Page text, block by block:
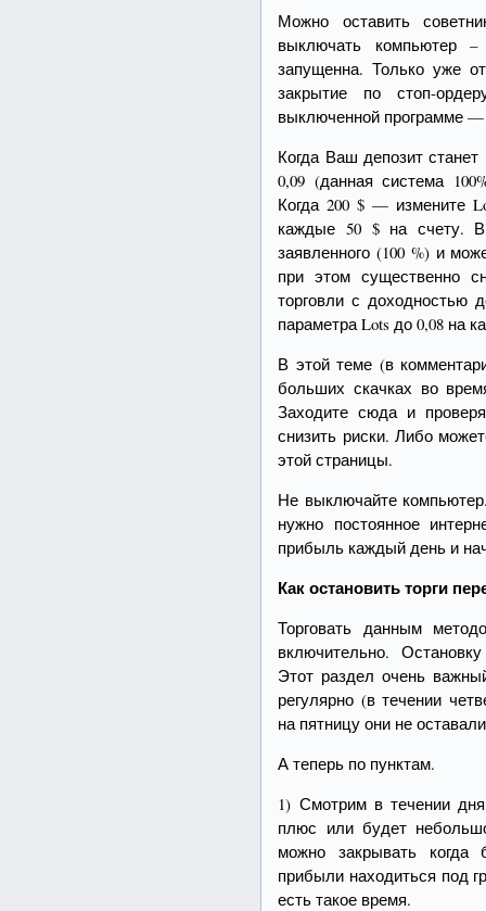
Можно оставить
выключать компьютер –
запущенна. Только уже
закрытие по стоп-
выключенной программе —
Когда Ваш депозит станет
0,09 (данная система
Когда 200 $ — измените
каждые 50 $ на счету.
заявленного (100 %) и
при этом существенно
торговли с доходностью
параметра Lots до 0,08 на
В этой теме (в
больших скачках во
Заходите сюда и
снизить риски. Либо
этой страницы.
Не выключайте
нужно постоянное
прибыль каждый день и
Как остановить торги
Торговать данным
включительно.
Этот раздел очень
регулярно (в течении
на пятницу они не
А теперь по пунктам.
1) Смотрим в течении
плюс или будет
можно закрывать когда
прибыли находиться под
есть такое время.